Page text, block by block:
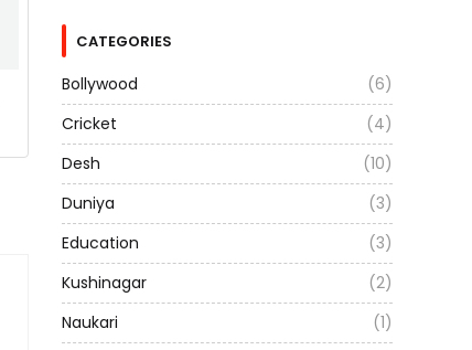
CATEGORIES
Bollywood
(6)
Cricket
(4)
Desh
(10)
Duniya
(3)
Education
(3)
Kushinagar
(2)
Naukari
(1)